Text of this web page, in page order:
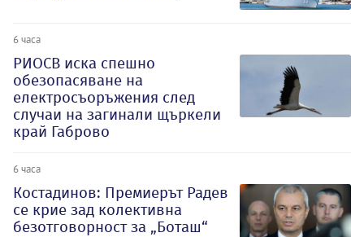
6 часа
РИОСВ иска спешно
обезопасяване на
електросъоръжения след
случаи на загинали щъркели
край Габрово
6 часа
Костадинов: Премиерът Радев
се крие зад колективна
безотговорност за „Боташ“